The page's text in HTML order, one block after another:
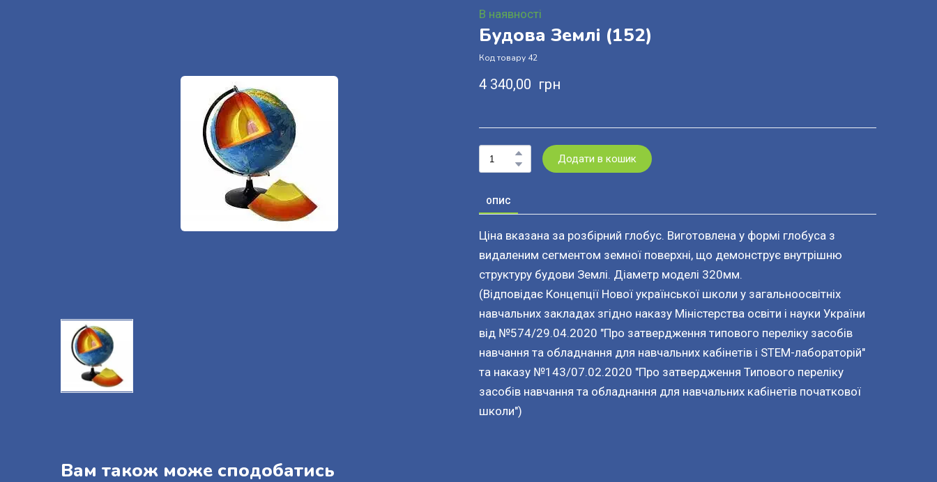
В наявності
Будова Землі (152)
Код товару 42
4 340,00  грн
Додати в кошик
ОПИС
Ціна вказана за розбірний глобус. Виготовлена у формі глобуса з
видаленим сегментом земної поверхні, що демонструє внутрішню
структуру будови Землі. Діаметр моделі 320мм.
(Відповідає Концепції Нової української школи у загальноосвітніх
навчальних закладах згідно наказу Міністерства освіти і науки України
від №574/29.04.2020 "Про затвердження типового переліку засобів
навчання та обладнання для навчальних кабінетів і STEM-лабораторій"
та наказу №143/07.02.2020 "Про затвердження Типового переліку
засобів навчання та обладнання для навчальних кабінетів початкової
школи")
Вам також може сподобатись